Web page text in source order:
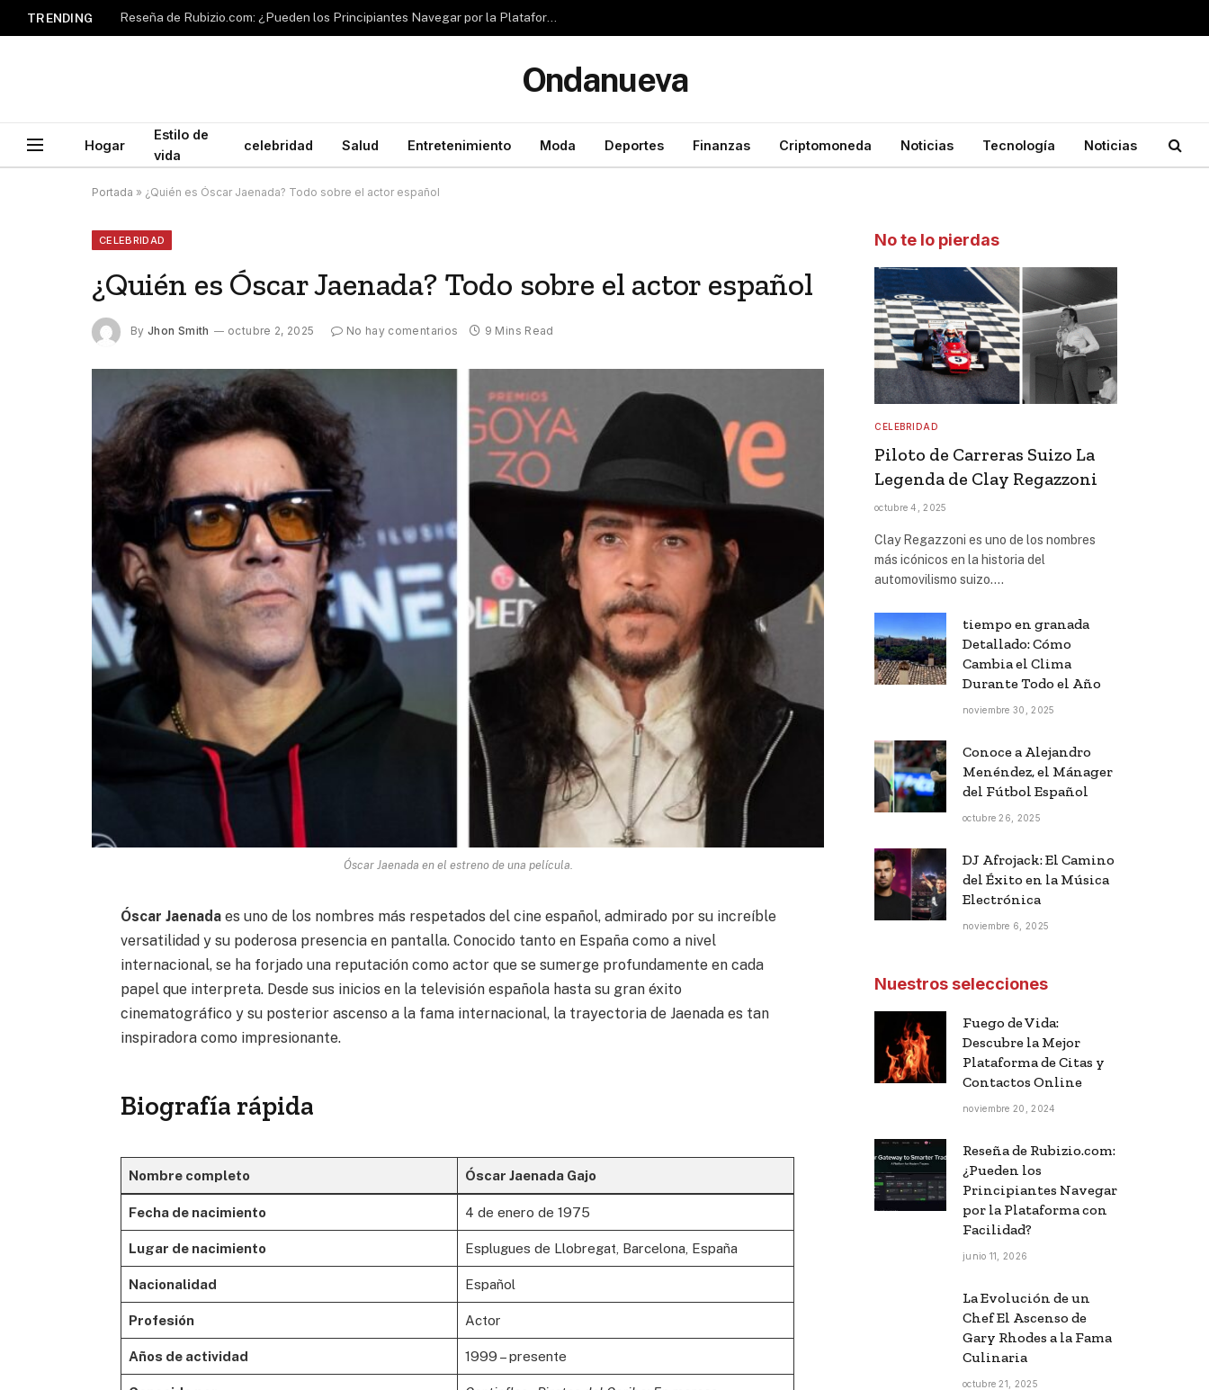
TRENDING Reseña de Rubizio.com: ¿Pueden los Principiantes Navegar por la Plataforma con Facilidad?
Ondanueva
Hogar
Estilo de
vida
celebridad Salud Entretenimiento Moda Deportes Finanzas Criptomoneda Noticias Tecnología Noticias
Portada » ¿Quién es Óscar Jaenada? Todo sobre el actor español
CELEBRIDAD
¿Quién es Óscar Jaenada? Todo sobre el actor español
By Jhon Smith octubre 2, 2025 No hay comentarios 9 Mins Read
Óscar Jaenada en el estreno de una película.
Óscar Jaenada es uno de los nombres más respetados del cine español, admirado por su increíble
versatilidad y su poderosa presencia en pantalla. Conocido tanto en España como a nivel
internacional, se ha forjado una reputación como actor que se sumerge profundamente en cada
papel que interpreta. Desde sus inicios en la televisión española hasta su gran éxito
cinematográfico y su posterior ascenso a la fama internacional, la trayectoria de Jaenada es tan
inspiradora como impresionante.
Biografía rápida
Nombre completo Óscar Jaenada Gajo
Fecha de nacimiento 4 de enero de 1975
Lugar de nacimiento Esplugues de Llobregat, Barcelona, ​​España
Nacionalidad Español
Profesión Actor
Años de actividad 1999 – presente
No te lo pierdas
CELEBRIDAD
Piloto de Carreras Suizo La
Legenda de Clay Regazzoni
octubre 4, 2025
Clay Regazzoni es uno de los nombres
más icónicos en la historia del
automovilismo suizo.…
tiempo en granada
Detallado: Cómo
Cambia el Clima
Durante Todo el Año
noviembre 30, 2025
Conoce a Alejandro
Menéndez, el Mánager
del Fútbol Español
octubre 26, 2025
DJ Afrojack: El Camino
del Éxito en la Música
Electrónica
noviembre 6, 2025
Nuestros selecciones
Fuego de Vida:
Descubre la Mejor
Plataforma de Citas y
Contactos Online
noviembre 20, 2024
Reseña de Rubizio.com:
¿Pueden los
Principiantes Navegar
por la Plataforma con
Facilidad?
junio 11, 2026
La Evolución de un
Chef El Ascenso de
Gary Rhodes a la Fama
Culinaria
octubre 21, 2025